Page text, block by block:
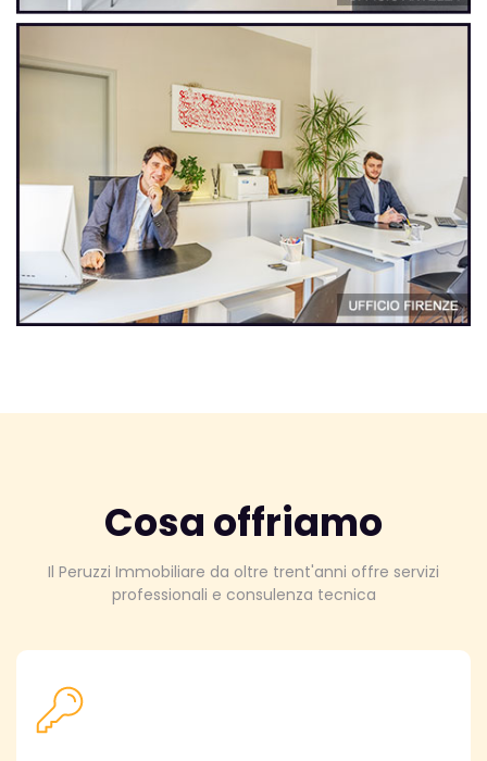
Cosa offriamo
Il Peruzzi Immobiliare da oltre trent'anni offre servizi
professionali e consulenza tecnica